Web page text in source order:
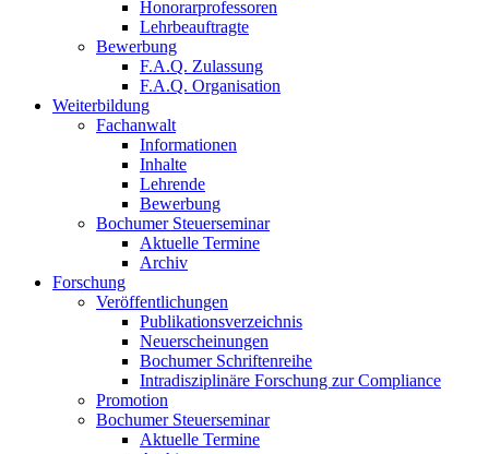
Honorarprofessoren
Lehrbeauftragte
Bewerbung
F.A.Q. Zulassung
F.A.Q. Organisation
Weiterbildung
Fachanwalt
Informationen
Inhalte
Lehrende
Bewerbung
Bochumer Steuerseminar
Aktuelle Termine
Archiv
Forschung
Veröffentlichungen
Publikationsverzeichnis
Neuerscheinungen
Bochumer Schriftenreihe
Intradisziplinäre Forschung zur Compliance
Promotion
Bochumer Steuerseminar
Aktuelle Termine